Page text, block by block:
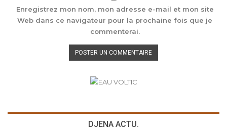
Enregistrez mon nom, mon adresse e-mail et mon site
Web dans ce navigateur pour la prochaine fois que je
commenterai.
DJENA ACTU.